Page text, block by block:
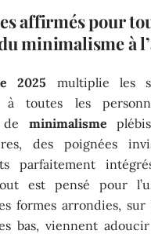
affirmés pour
minimalisme à
2025 multiplie les
à toutes les
de minimalisme
des poignées
parfaitement
est pensé pour
formes arrondies, sur
bas, viennent